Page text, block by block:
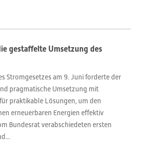
gestaffelte Umsetzung des
Stromgesetzes am 9. Juni forderte der
pragmatische Umsetzung mit
praktikable Lösungen, um den
erneuerbaren Energien effektiv
Bundesrat verabschiedeten ersten